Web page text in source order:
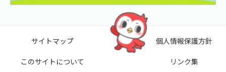
サイトマップ
このサイトについて
個人情報保護方針
リンク集